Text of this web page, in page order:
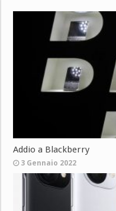
Addio a Blackberry
3 Gennaio 2022